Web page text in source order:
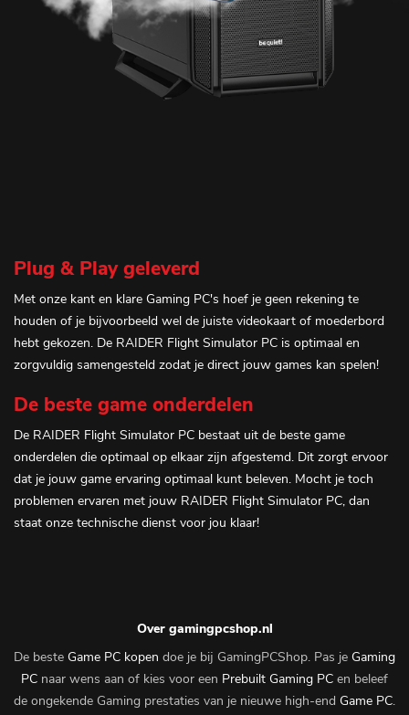
Plug & Play geleverd
Met onze kant en klare Gaming PC's hoef je geen rekening te
houden of je bijvoorbeeld wel de juiste videokaart of moederbord
hebt gekozen. De RAIDER Flight Simulator PC is optimaal en
zorgvuldig samengesteld zodat je direct jouw games kan spelen!
De beste game onderdelen
De RAIDER Flight Simulator PC bestaat uit de beste game
onderdelen die optimaal op elkaar zijn afgestemd. Dit zorgt ervoor
dat je jouw game ervaring optimaal kunt beleven. Mocht je toch
problemen ervaren met jouw RAIDER Flight Simulator PC, dan
staat onze technische dienst voor jou klaar!
Over gamingpcshop.nl
De beste Game PC kopen doe je bij GamingPCShop. Pas je Gaming
PC naar wens aan of kies voor een Prebuilt Gaming PC en beleef
de ongekende Gaming prestaties van je nieuwe high-end Game PC.